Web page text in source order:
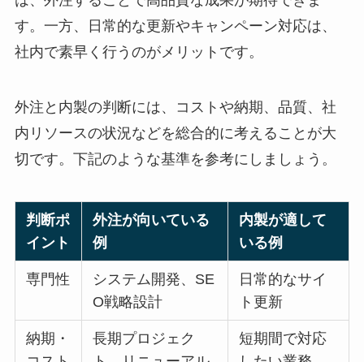
す。一方、日常的な更新やキャンペーン対応は、
社内で素早く行うのがメリットです。
外注と内製の判断には、コストや納期、品質、社
内リソースの状況などを総合的に考えることが大
切です。下記のような基準を参考にしましょう。
判断ポ
イント
外注が向いている
例
内製が適して
いる例
専門性
システム開発、SE
O戦略設計
日常的なサイ
ト更新
納期・
長期プロジェク
短期間で対応